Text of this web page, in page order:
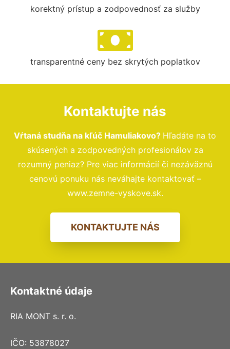
korektný prístup a zodpovednosť za služby
transparentné ceny bez skrytých poplatkov
Kontaktujte nás
Vŕtaná studňa na kľúč Hamuliakovo? Hľadáte na to
skúsených a zodpovedných profesionálov za
rozumný peniaz? Pre viac informácií či nezáväznú
cenovú ponuku nás neváhajte kontaktovať –
www.zemne-vyskove.sk.
KONTAKTUJTE NÁS
Kontaktné údaje
RIA MONT s. r. o.
IČO: 53878027